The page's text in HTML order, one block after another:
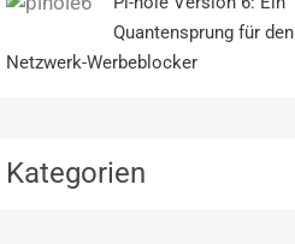
Quantensprung für den
Netzwerk-Werbeblocker
Kategorien